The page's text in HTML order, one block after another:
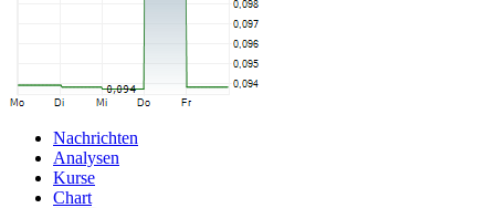
Nachrichten
Analysen
Kurse
Chart